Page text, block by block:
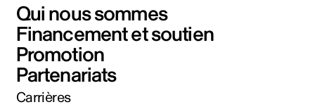
Qui nous sommes
Financement et soutien
Promotion
Partenariats
Carrières